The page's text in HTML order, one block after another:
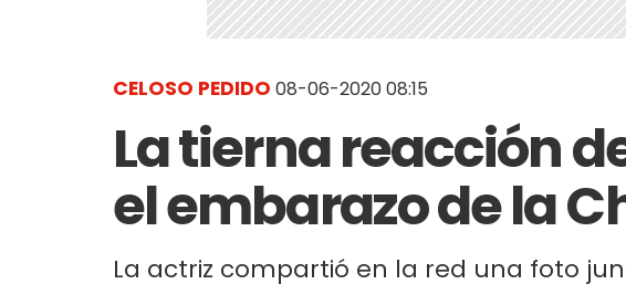
CELOSO PEDIDO 08-06-2020 08:15
La tierna reacción
el embarazo de la
La actriz compartió en la red una foto